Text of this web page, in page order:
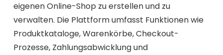
eigenen Online-Shop zu erstellen und zu
verwalten. Die Plattform umfasst Funktionen wie
Produktkataloge, Warenkörbe, Checkout-
Prozesse, Zahlungsabwicklung und